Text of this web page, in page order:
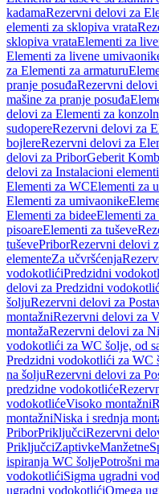
kadamaRezervni delovi za
elementi za sklopiva vrata
sklopiva vrataElementi za
Elementi za livene
za Elementi za armaturu
pranje posuđaRezervni delovi
mašine za pranje posuđa
delovi za Elementi za
sudopereRezervni delovi za
bojlereRezervni delovi za
delovi za PriborGeberit
delovi za Instalacioni elementi
Elementi za WCElementi za
Elementi za umivaonike
Elementi za bideeElementi za
pisoareElementi za tuševe
tuševePriborRezervni delovi
elementeZa učvršćenja
vodokotlićiPredzidni
delovi za Predzidni
šoljuRezervni delovi za
montažniRezervni delovi za
montažaRezervni delovi za
vodokotlići za WC šolje, od
Predzidni vodokotlići za WC
na šoljuRezervni delovi za
predzidne vodokotliće
vodokotlićeVisoko montažni
montažniNiska i srednja
PriborPriključciRezervni
PriključciZaptivkeManžetne
ispiranja WC šoljePotrošni
vodokotlićiSigma ugradni
ugradni vodokotlićiOmega